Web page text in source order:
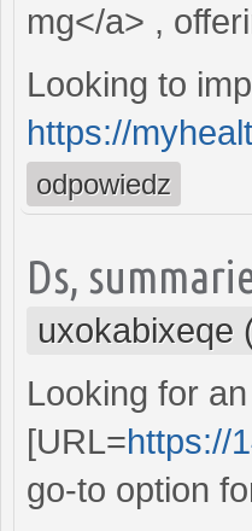
mg</a> ,
Looking to
https://
odpowiedz
Ds,
uxokabixeqe
Looking for
[URL=https://
go-to option